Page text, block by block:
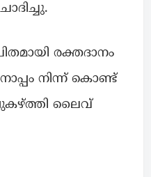
രക്തദാനം
നിന്ന് കൊണ്ട്
ലൈവ്